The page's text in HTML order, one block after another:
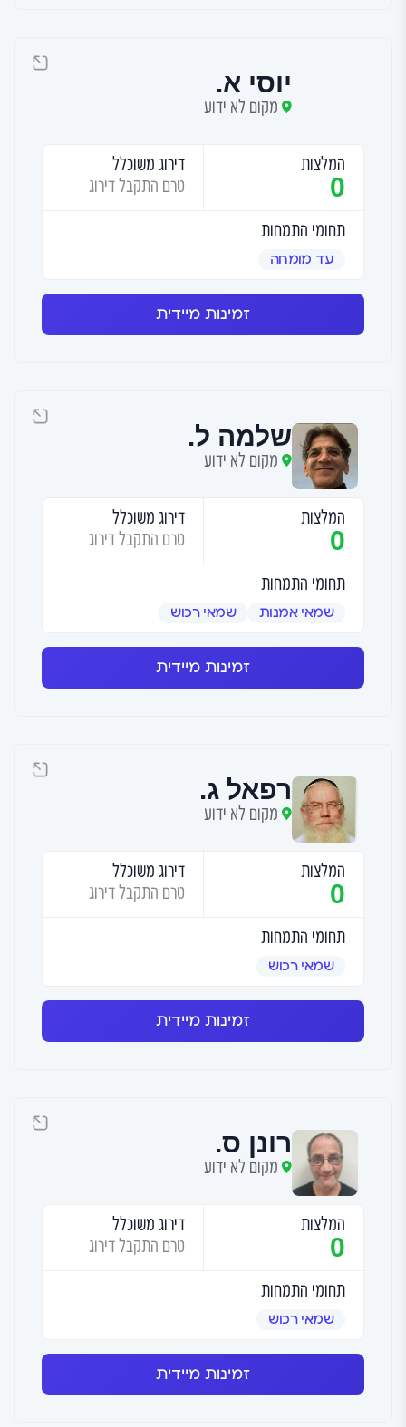
יוסי א.
מקום לא ידוע
המלצות
0
דירוג משוכלל
טרם התקבל דירוג
תחומי התמחות
עד מומחה
זמינות מיידית
שלמה ל.
מקום לא ידוע
המלצות
0
דירוג משוכלל
טרם התקבל דירוג
תחומי התמחות
שמאי אמנות שמאי רכוש
זמינות מיידית
רפאל ג.
מקום לא ידוע
המלצות
0
דירוג משוכלל
טרם התקבל דירוג
תחומי התמחות
שמאי רכוש
זמינות מיידית
רונן ס.
מקום לא ידוע
המלצות
0
דירוג משוכלל
טרם התקבל דירוג
תחומי התמחות
שמאי רכוש
זמינות מיידית